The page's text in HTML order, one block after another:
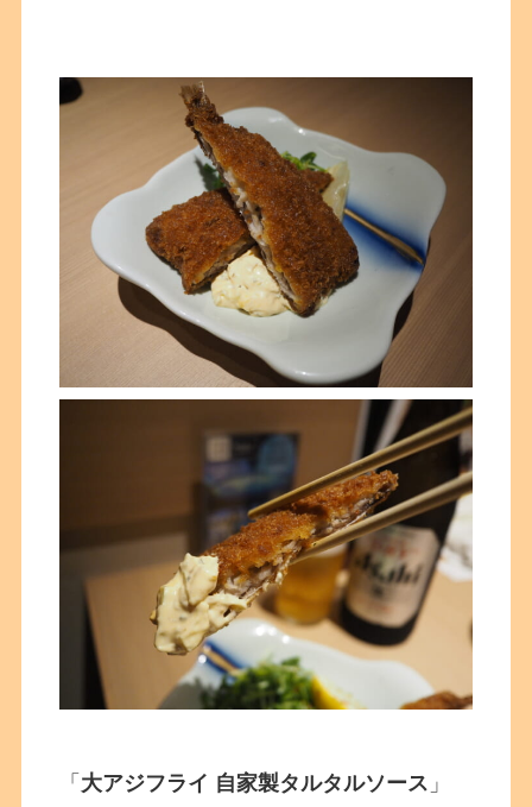
「 大アジフライ 自家製タルタルソース 」